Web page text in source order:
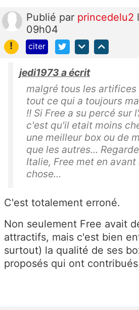
Publié par princedelu2
09h04
!
citer
jedi1973 a écrit
malgré tous les artifices
tout ce qui a toujours
!! Si Free a su percé sur
c'est qu'il etait moins
une meilleur box ou de
que les autres...
Italie, Free met en
chose...
C'est totalement erroné.
Non seulement Free avait
attractifs, mais c'est bien
surtout) la qualité de ses
proposés qui ont